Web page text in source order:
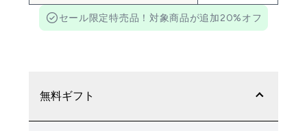
セール限定特売品！対象商品が追加20%オフ
無料ギフト